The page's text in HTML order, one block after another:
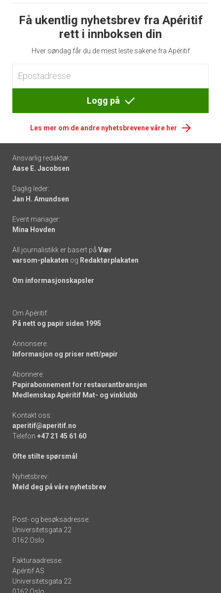
Få ukentlig nyhetsbrev fra Apéritif
rett i innboksen din
Hver søndag får du de mest leste sakene fra Apéritif
Logg på
Les mer om de andre nyhetsbrevene våre her
Footer
-
links
Ansvarlig redaktør:
Aase E. Jacobsen
Daglig leder:
Jan H. Amundsen
Event manager:
Mina Hovden
All journalistikk er basert på Vær
varsom-plakaten og Redaktørplakaten
Om informasjonskapsler
Om Apéritif:
På nett og papir siden 1995
Annonsere:
Informasjon og priser nett/papir
Abonnere:
Papirabonnement for restaurantbransjen
Medlemskap Apéritif Mat- og vinklubb
Kontakt oss:
aperitif@aperitif.no
Telefon +47 21 45 61 60
Ofte stilte spørsmål
Nyhetsbrev:
Meld deg på våre nyhetsbrev
Post- og besøksadresse:
Universitetsgata 22
0162 Oslo
Fakturaadresse:
Apéritif AS
Universitetsgata 22